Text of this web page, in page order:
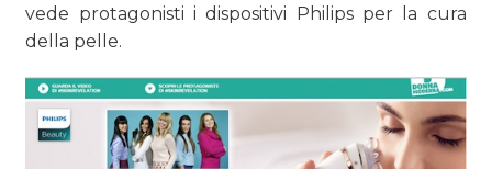
vede protagonisti i dispositivi Philips per la cura
della pelle.